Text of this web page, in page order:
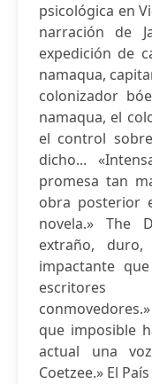
psicológica en
narración de
expedición de
namaqua,
colonizador
namaqua, el
el control
dicho...
promesa tan
obra posterior
novela.» The
extraño,
impactante
escritores
que imposible
actual una
Coetzee.» El